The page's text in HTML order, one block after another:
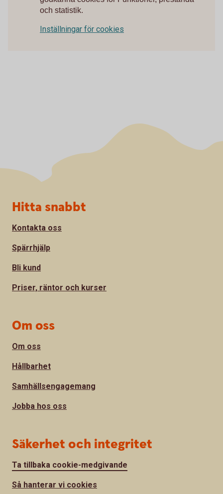
och statistik.
Inställningar för cookies
Sidfot
Hitta snabbt
Kontakta oss
Spärrhjälp
Bli kund
Priser, räntor och kurser
Om oss
Om oss
Hållbarhet
Samhällsengagemang
Jobba hos oss
Säkerhet och integritet
Ta tillbaka cookie-medgivande
Så hanterar vi cookies